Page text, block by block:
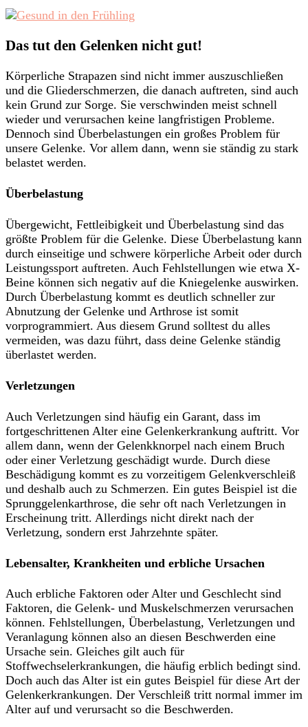
Das tut den Gelenken nicht gut!
Körperliche Strapazen sind nicht immer auszuschließen
und die Gliederschmerzen, die danach auftreten, sind auch
kein Grund zur Sorge. Sie verschwinden meist schnell
wieder und verursachen keine langfristigen Probleme.
Dennoch sind Überbelastungen ein großes Problem für
unsere Gelenke. Vor allem dann, wenn sie ständig zu stark
belastet werden.
Überbelastung
Übergewicht, Fettleibigkeit und Überbelastung sind das
größte Problem für die Gelenke. Diese Überbelastung kann
durch einseitige und schwere körperliche Arbeit oder durch
Leistungssport auftreten. Auch Fehlstellungen wie etwa X-
Beine können sich negativ auf die Kniegelenke auswirken.
Durch Überbelastung kommt es deutlich schneller zur
Abnutzung der Gelenke und Arthrose ist somit
vorprogrammiert. Aus diesem Grund solltest du alles
vermeiden, was dazu führt, dass deine Gelenke ständig
überlastet werden.
Verletzungen
Auch Verletzungen sind häufig ein Garant, dass im
fortgeschrittenen Alter eine Gelenkerkrankung auftritt. Vor
allem dann, wenn der Gelenkknorpel nach einem Bruch
oder einer Verletzung geschädigt wurde. Durch diese
Beschädigung kommt es zu vorzeitigem Gelenkverschleiß
und deshalb auch zu Schmerzen. Ein gutes Beispiel ist die
Sprunggelenkarthrose, die sehr oft nach Verletzungen in
Erscheinung tritt. Allerdings nicht direkt nach der
Verletzung, sondern erst Jahrzehnte später.
Lebensalter, Krankheiten und erbliche Ursachen
Auch erbliche Faktoren oder Alter und Geschlecht sind
Faktoren, die Gelenk- und Muskelschmerzen verursachen
können. Fehlstellungen, Überbelastung, Verletzungen und
Veranlagung können also an diesen Beschwerden eine
Ursache sein. Gleiches gilt auch für
Stoffwechselerkrankungen, die häufig erblich bedingt sind.
Doch auch das Alter ist ein gutes Beispiel für diese Art der
Gelenkerkrankungen. Der Verschleiß tritt normal immer im
Alter auf und verursacht so die Beschwerden.